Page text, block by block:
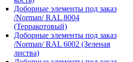
Доборные элементы под заказ
/Norman/ RAL 8004
(Терракотовый)
Доборные элементы под заказ
/Norman/ RAL 6002 (Зеленая
листва)